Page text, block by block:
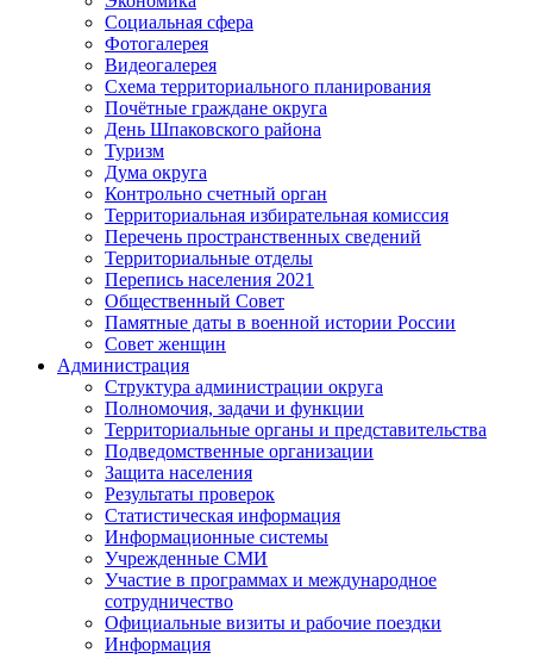
Социальная сфера
Фотогалерея
Видеогалерея
Схема территориального планирования
Почётные граждане округа
День Шпаковского района
Туризм
Дума округа
Контрольно счетный орган
Территориальная избирательная комиссия
Перечень пространственных сведений
Территориальные отделы
Перепись населения 2021
Общественный Совет
Памятные даты в военной истории России
Совет женщин
Администрация
Структура администрации округа
Полномочия, задачи и функции
Территориальные органы и представительства
Подведомственные организации
Защита населения
Результаты проверок
Статистическая информация
Информационные системы
Учрежденные СМИ
Участие в программах и международное
сотрудничество
Официальные визиты и рабочие поездки
Информация